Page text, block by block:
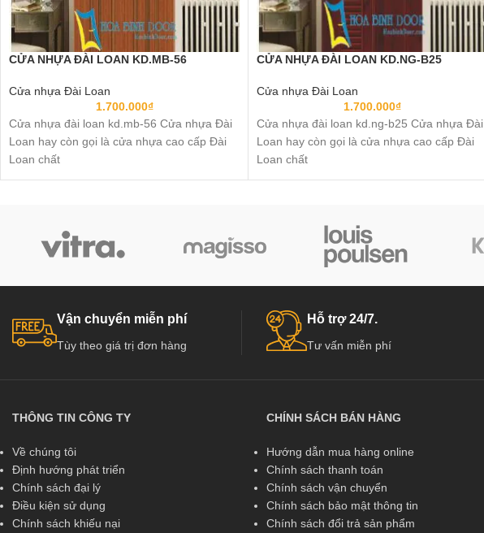
CỬA NHỰA ĐÀI LOAN KD.MB-56
Cửa nhựa Đài Loan
1.700.000₫
Cửa nhựa đài loan kd.mb-56 Cửa nhựa Đài
Loan hay còn gọi là cửa nhựa cao cấp Đài
Loan chất
CỬA NHỰA ĐÀI LOAN KD.NG-B25
Cửa nhựa Đài Loan
1.700.000₫
Cửa nhựa đài loan kd.ng-b25 Cửa nhựa Đài
Loan hay còn gọi là cửa nhựa cao cấp Đài
Loan chất
Vận chuyển miễn phí
Tùy theo giá trị đơn hàng
Hỗ trợ 24/7.
Tư vấn miễn phí
THÔNG TIN CÔNG TY
Về chúng tôi
Định hướng phát triển
Chính sách đại lý
Điều kiện sử dụng
Chính sách khiếu nại
CHÍNH SÁCH BÁN HÀNG
Hướng dẫn mua hàng online
Chính sách thanh toán
Chính sách vận chuyển
Chính sách bảo mật thông tin
Chính sách đổi trả sản phẩm